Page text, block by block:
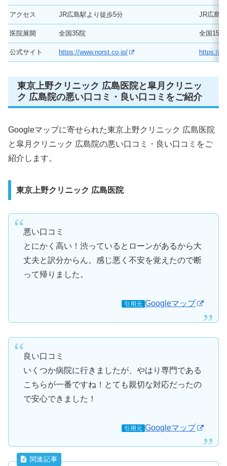
アクセス JR広島駅より徒歩5分 JR広島
医院展開 全国35院 全国15院
公式サイト https://www.norst.co.jp/ https://
東京上野クリニック 広島医院と皐月クリニッ
ク 広島院の悪い口コミ・良い口コミをご紹介
Googleマップに寄せられた東京上野クリニック 広島医院
と皐月クリニック 広島院の悪い口コミ・良い口コミをご
紹介します。
東京上野クリニック 広島医院
悪い口コミ
とにかく高い！渋っているとローンがあるから大
丈夫と訳分からん。感じ悪く不安を覚えたので断
って帰りました。
引用元 Googleマップ
良い口コミ
いくつか病院に行きましたが、やはり専門である
こちらが一番ですね！とても親切な対応だったの
で安心できました！
引用元 Googleマップ